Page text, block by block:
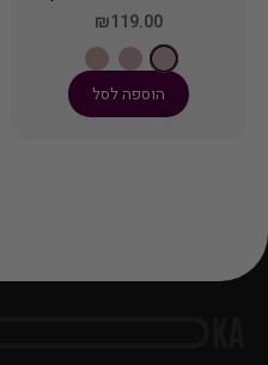
לפנים, העיניים והגוף,
עם חלקיקים נוצצים
בגודל בינוני. מאיר
ומוסיף זוהר לעורך
₪119.00
הוספה לסל